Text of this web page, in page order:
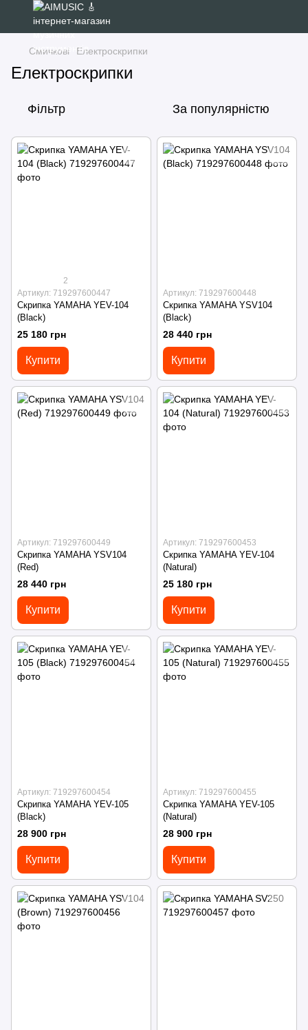
Смичкові Електроскрипки
Електроскрипки
Фільтр За популярністю
2
Артикул: 719297600447
Скрипка YAMAHA YEV-104
(Black)
25 180 грн
Купити
Артикул: 719297600448
Скрипка YAMAHA YSV104
(Black)
28 440 грн
Купити
Артикул: 719297600449
Скрипка YAMAHA YSV104
(Red)
28 440 грн
Купити
Артикул: 719297600453
Скрипка YAMAHA YEV-104
(Natural)
25 180 грн
Купити
Артикул: 719297600454
Скрипка YAMAHA YEV-105
(Black)
28 900 грн
Купити
Артикул: 719297600455
Скрипка YAMAHA YEV-105
(Natural)
28 900 грн
Купити